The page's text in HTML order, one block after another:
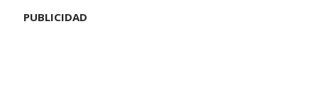
PUBLICIDAD